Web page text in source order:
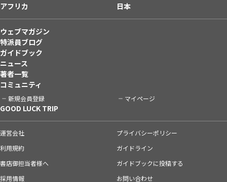
アフリカ
日本
ウェブマガジン
特派員ブログ
ガイドブック
ニュース
著者一覧
コミュニティ
新規会員登録 マイページ
GOOD LUCK TRIP
運営会社
プライバシーポリシー
利用規約
ガイドライン
書店御担当者様へ
ガイドブックに投稿する
採用情報
お問い合わせ